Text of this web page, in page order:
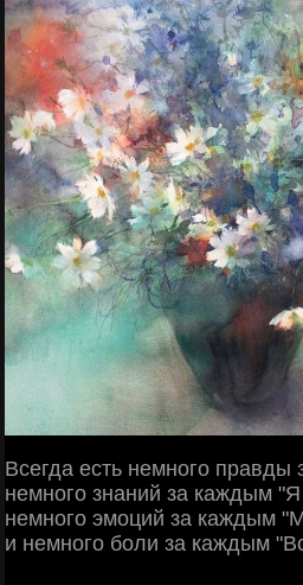
Всегда есть немного
немного знаний за каждым
немного эмоций за каждым
и немного боли за каждым